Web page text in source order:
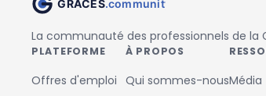
La communauté des professionnels de la
PLATEFORME
Offres d'emploi
À PROPOS
Qui sommes-nousMédia